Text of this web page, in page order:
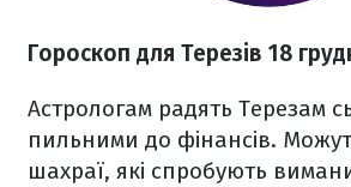
Гороскоп для Терезів 18
Астрологам радять Терезам
пильними до фінансів.
шахраї, які спробують